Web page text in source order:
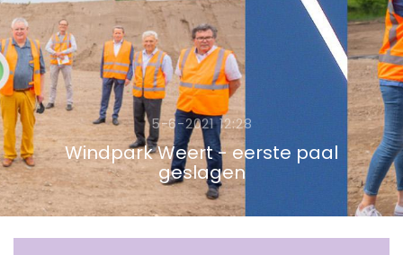
5-6-2021 12:28
Windpark Weert - eerste paal
geslagen